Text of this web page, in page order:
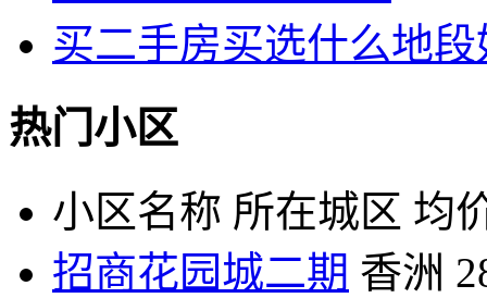
买二手房买选什么地段
热门小区
小区名称 所在城区 均
招商花园城二期 香洲